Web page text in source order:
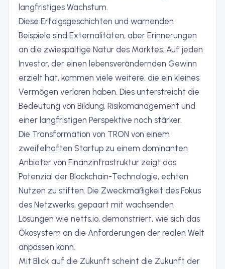
langfristiges Wachstum.
Diese Erfolgsgeschichten und warnenden
Beispiele sind Externalitäten, aber Erinnerungen
an die zwiespältige Natur des Marktes. Auf jeden
Investor, der einen lebensverändernden Gewinn
erzielt hat, kommen viele weitere, die ein kleines
Vermögen verloren haben. Dies unterstreicht die
Bedeutung von Bildung, Risikomanagement und
einer langfristigen Perspektive noch stärker.
Die Transformation von TRON von einem
zweifelhaften Startup zu einem dominanten
Anbieter von Finanzinfrastruktur zeigt das
Potenzial der Blockchain-Technologie, echten
Nutzen zu stiften. Die Zweckmäßigkeit des Fokus
des Netzwerks, gepaart mit wachsenden
Lösungen wie netts.io, demonstriert, wie sich das
Ökosystem an die Anforderungen der realen Welt
anpassen kann.
Mit Blick auf die Zukunft scheint die Zukunft der